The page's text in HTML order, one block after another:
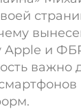
Apple и
важно